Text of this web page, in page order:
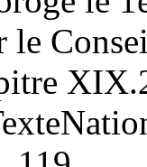
le